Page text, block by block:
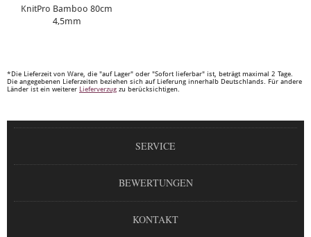
KnitPro Bamboo 80cm
4,5mm
*Die Lieferzeit von Ware, die "auf Lager" oder "Sofort lieferbar" ist, beträgt maximal 2 Tage.
Die angegebenen Lieferzeiten beziehen sich auf Lieferung innerhalb Deutschlands. Für andere
Länder ist ein weiterer Lieferverzug zu berücksichtigen.
SERVICE
BEWERTUNGEN
KONTAKT